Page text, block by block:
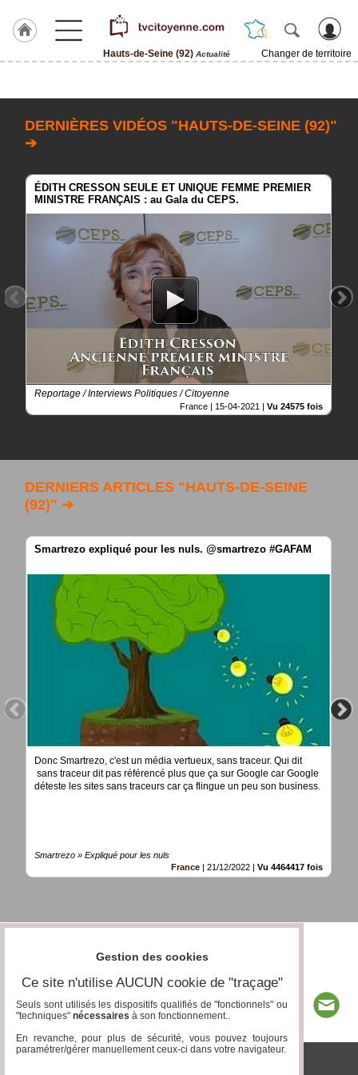
Hauts-de-Seine (92) Actualité
Changer de territoire
Seine
Rubrique
Vidéos
Blogs
prémium
DERNIÈRES VIDÉOS "HAUTS-DE-SEINE (92)"
➔
ÉDITH CRESSON SEULE ET UNIQUE FEMME PREMIER
MINISTRE FRANÇAIS : au Gala du CEPS.
Reportage / Interviews Politiques / Citoyenne
France | 15-04-2021 Vu 24575 fois
DERNIERS ARTICLES "HAUTS-DE-SEINE
(92)" ➔
Smartrezo expliqué pour les nuls. @smartrezo #GAFAM
Donc Smartrezo, c'est un média vertueux, sans traceur. Qui dit
sans traceur dit pas référencé plus que ça sur Google car Google
déteste les sites sans traceurs car ça flingue un peu son business.
Smartrezo » Expliqué pour les nuls
France | 21/12/2022 | Vu 4464417 fois
Gestion des cookies
Ce site n'utilise AUCUN cookie de "traçage"
Seuls sont utilisés les dispositifs qualifiés de "fonctionnels" ou
"techniques" nécessaires à son fonctionnement..
En revanche, pour plus de sécurité, vous pouvez toujours
paramétrer/gérer manuellement ceux-ci dans votre navigateur.